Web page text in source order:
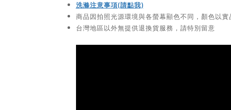
洗滌注意事項(請點我)
商品因拍照光源環境與各螢幕顯色不同，顏色以實
台灣地區以外無提供退換貨服務，請特別留意